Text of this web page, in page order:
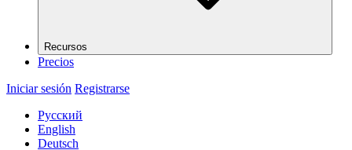
Recursos
Precios
Iniciar sesión Registrarse
Русский
English
Deutsch